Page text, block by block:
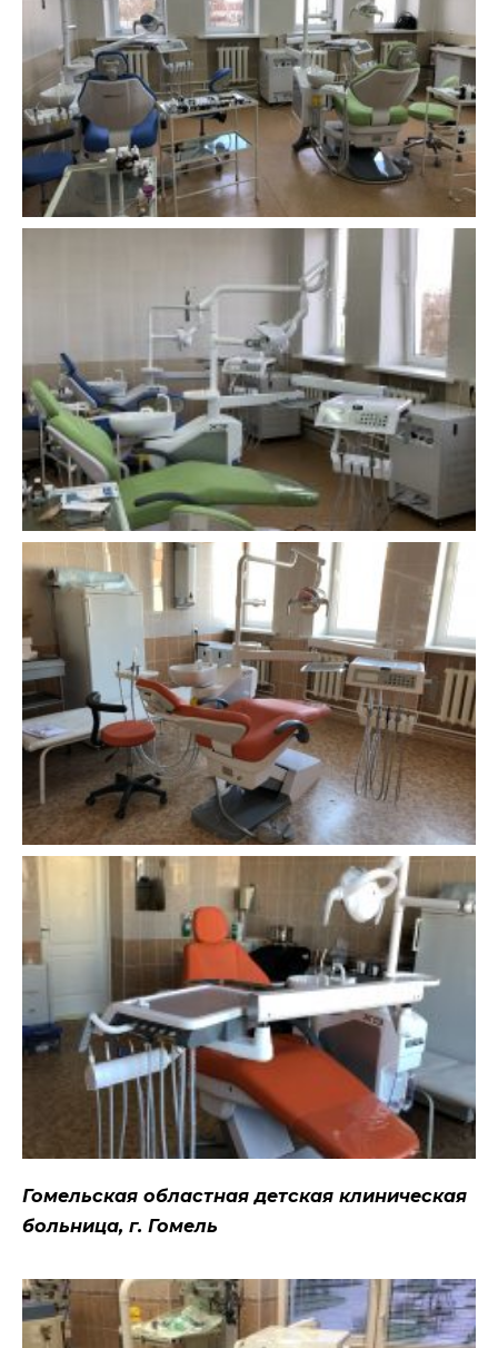
Гомельская областная детская клиническая
больница, г. Гомель